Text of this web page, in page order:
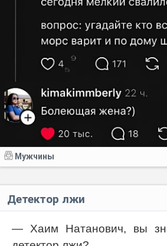
Мужчины
Детектор лжи
— Хаим Натанович, вы